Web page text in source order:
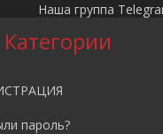
Наша группа
Категории
пароль?